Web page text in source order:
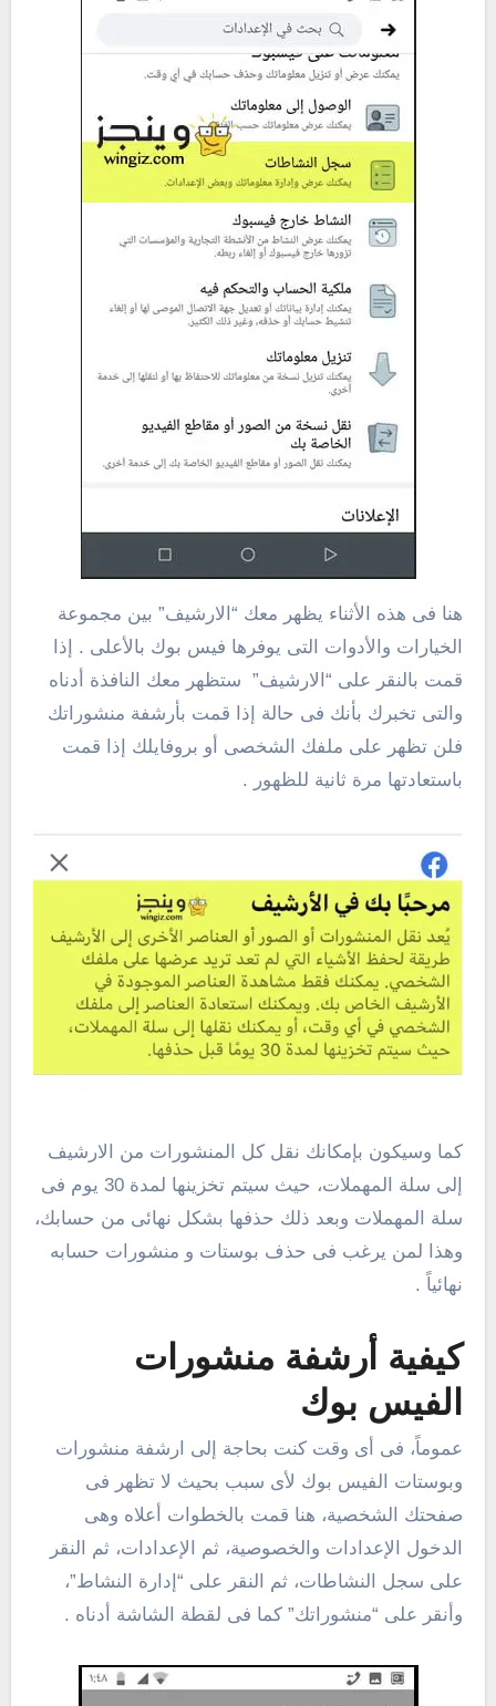
هنا فى هذه الأثناء يظهر معك “الارشيف” بين مجموعة
الخيارات والأدوات التى يوفرها فيس بوك بالأعلى . إذا
قمت بالنقر على “الارشيف” ستظهر معك النافذة أدناه
والتى تخبرك بأنك فى حالة إذا قمت بأرشفة منشوراتك
فلن تظهر على ملفك الشخصى أو بروفايلك إذا قمت
باستعادتها مرة ثانية للظهور .
كما وسيكون بإمكانك نقل كل المنشورات من الارشيف
إلى سلة المهملات، حيث سيتم تخزينها لمدة 30 يوم فى
سلة المهملات وبعد ذلك حذفها بشكل نهائى من حسابك،
وهذا لمن يرغب فى حذف بوستات و منشورات حسابه
نهائياً .
كيفية أرشفة منشورات
الفيس بوك
عموماً، فى أى وقت كنت بحاجة إلى ارشفة منشورات
وبوستات الفيس بوك لأى سبب بحيث لا تظهر فى
صفحتك الشخصية، هنا قمت بالخطوات أعلاه وهى
الدخول الإعدادات والخصوصية، ثم الإعدادات، ثم النقر
على سجل النشاطات، ثم النقر على “إدارة النشاط”،
وأنقر على “منشوراتك” كما فى لقطة الشاشة أدناه .